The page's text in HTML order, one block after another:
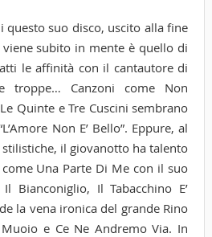
suo disco, uscito alla fine
subito in mente è quello di
le affinità con il cantautore di
troppe… Canzoni come Non
Quinte e Tre Cuscini sembrano
Non E’ Bello”. Eppure, al
il giovanotto ha talento
Una Parte Di Me con il suo
Il Bianconiglio, Il Tabacchino E’
la vena ironica del grande Rino
e Ce Ne Andremo Via. In